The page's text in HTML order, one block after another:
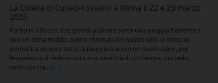
La Chiesa di Cuneo-Fossano a Roma il 22 e 23 marzo
2025
Partiti in 130 con due grandi pullman sotto una pioggia battente e
con un clima freddo, siamo ritornati alle nostre città la notte di
domenica sempre sotto la pioggia ma con un cuore caldo, per
l’esperienza di fede vissuta e un’amicizia di poche ore, ma bella,
costruita tra… [...]